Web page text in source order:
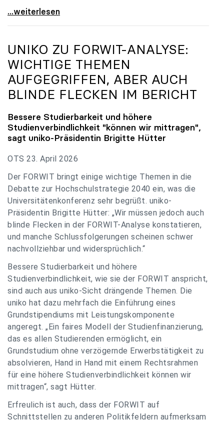
uniko zu Budgetverhandlungen: Universitäten sind
...weiterlesen
UNIKO ZU FORWIT-ANALYSE:
WICHTIGE THEMEN
AUFGEGRIFFEN, ABER AUCH
BLINDE FLECKEN IM BERICHT
Bessere Studierbarkeit und höhere
Studienverbindlichkeit "können wir mittragen",
sagt uniko-Präsidentin Brigitte Hütter
OTS 23. April 2026
Der FORWIT bringt einige wichtige Themen in die
Debatte zur Hochschulstrategie 2040 ein, was die
Universitätenkonferenz sehr begrüßt. uniko-
Präsidentin Brigitte Hütter: „Wir müssen jedoch auch
blinde Flecken in der FORWIT-Analyse konstatieren,
und manche Schlussfolgerungen scheinen schwer
nachvollziehbar und widersprüchlich.“
Bessere Studierbarkeit und höhere
Studienverbindlichkeit, wie sie der FORWIT anspricht,
sind auch aus uniko-Sicht drängende Themen. Die
uniko hat dazu mehrfach die Einführung eines
Grundstipendiums mit Leistungskomponente
angeregt. „Ein faires Modell der Studienfinanzierung,
das es allen Studierenden ermöglicht, ein
Grundstudium ohne verzögernde Erwerbstätigkeit zu
absolvieren, Hand in Hand mit einem Rechtsrahmen
für eine höhere Studienverbindlichkeit können wir
mittragen“, sagt Hütter.
Erfreulich ist auch, dass der FORWIT auf
Schnittstellen zu anderen Politikfeldern aufmerksam